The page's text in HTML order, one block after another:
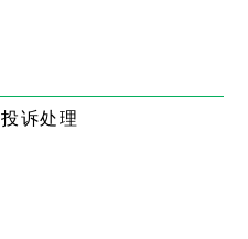
投诉处理